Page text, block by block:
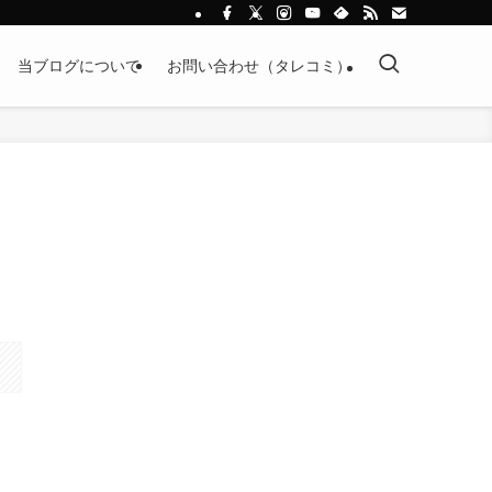
当ブログについて お問い合わせ（タレコミ）